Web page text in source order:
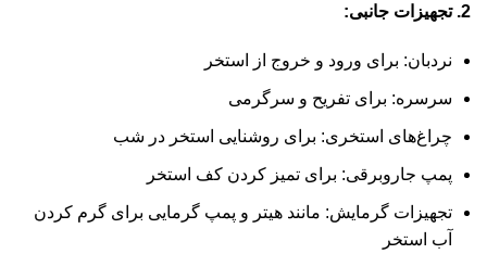
2. تجهیزات جانبی:
نردبان: برای ورود و خروج از استخر
سرسره: برای تفریح و سرگرمی
چراغ‌های استخری: برای روشنایی استخر در شب
پمپ جاروبرقی: برای تمیز کردن کف استخر
تجهیزات گرمایش: مانند هیتر و پمپ گرمایی برای گرم کردن
آب استخر